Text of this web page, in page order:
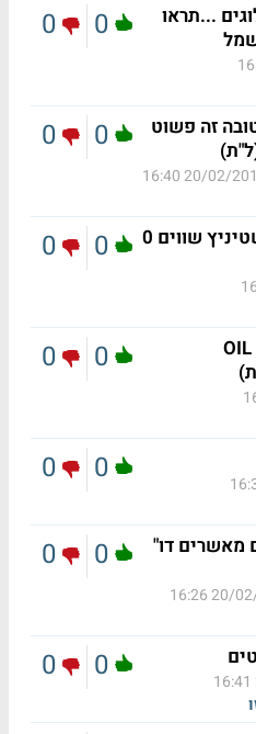
תמלוגים ...תראו
0
0
זה פשוט
20/02/2011
0
0
שישינסקי פלוס שטיניץ שווים 0
0
0
0
0
0
0
מאשרים דו"
20/02/
0
0
0
0